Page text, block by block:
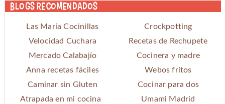
Blogs recomendados
Las María Cocinillas
Crockpotting
Velocidad Cuchara
Recetas de Rechupete
Mercado Calabajío
Cocinera y madre
Anna recetas fáciles
Webos fritos
Caminar sin Gluten
Cocinar para dos
Atrapada en mi cocina
Umami Madrid